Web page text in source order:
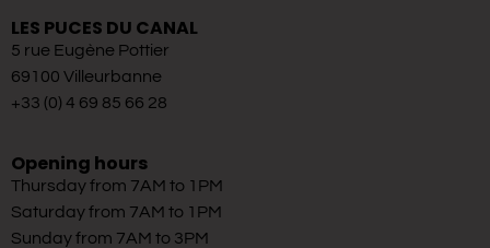
LES PUCES DU CANAL
5 rue Eugène Pottier
69100 Villeurbanne
+33 (0) 4 69 85 66 28
Opening hours
Thursday from 7AM to 1PM
Saturday from 7AM to 1PM
Sunday from 7AM to 3PM